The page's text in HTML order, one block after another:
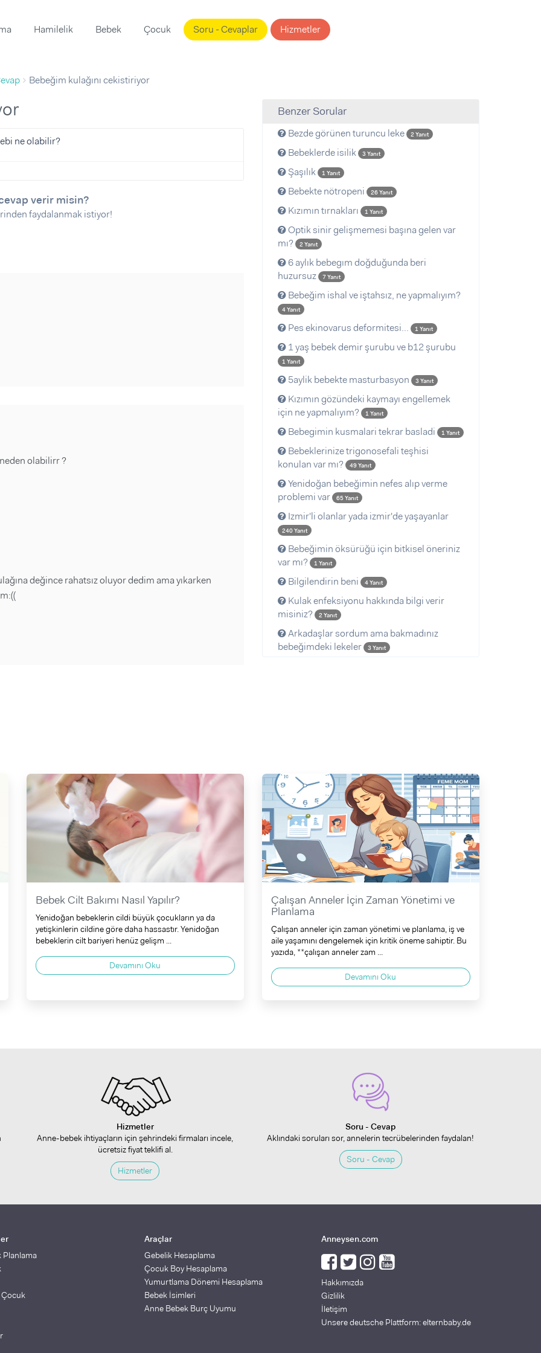
Hamilelik Bebek Çocuk Soru - Cevaplar Hizmetler
Bebeğim kulağını cekistiriyor
ne olabilir?
verir misin?
faydalanmak istiyor!
olabilirr ?
değince rahatsız oluyor dedim ama yıkarken
Benzer Sorular
Bezde görünen turuncu leke 2 Yanıt
Bebeklerde isilik 3 Yanıt
Şaşılık 1 Yanıt
Bebekte nötropeni 26 Yanıt
Kızımın tırnakları 1 Yanıt
Optik sinir gelişmemesi başına gelen var
mı?
2 Yanıt
6 aylık bebegım doğduğunda beri
huzursuz
7 Yanıt
Bebeğim ishal ve iştahsız, ne yapmalıyım?
4 Yanıt
Pes ekinovarus deformitesi... 1 Yanıt
1 yaş bebek demir şurubu ve b12 şurubu
1 Yanıt
5aylik bebekte masturbasyon 3 Yanıt
Kızımın gözündeki kaymayı engellemek
için ne yapmalıyım?
1 Yanıt
Bebegimin kusmalari tekrar basladi 1 Yanıt
Bebeklerinize trigonosefali teşhisi
konulan var mı?
49 Yanıt
Yenidoğan bebeğimin nefes alıp verme
problemi var
65 Yanıt
Izmir'li olanlar yada izmir'de yaşayanlar
240 Yanıt
Bebeğimin öksürüğü için bitkisel öneriniz
var mı?
1 Yanıt
Bilgilendirin beni 4 Yanıt
Kulak enfeksiyonu hakkında bilgi verir
misiniz?
2 Yanıt
Arkadaşlar sordum ama bakmadınız
bebeğimdeki lekeler
3 Yanıt
Bebek Cilt Bakımı Nasıl Yapılır?
Yenidoğan bebeklerin cildi büyük çocukların ya da
yetişkinlerin cildine göre daha hassastır. Yenidoğan
bebeklerin cilt bariyeri henüz gelişm ...
Devamını Oku
Çalışan Anneler İçin Zaman Yönetimi ve
Planlama
Çalışan anneler için zaman yönetimi ve planlama, iş ve
aile yaşamını dengelemek için kritik öneme sahiptir. Bu
yazıda, **çalışan anneler zam ...
Devamını Oku
Hizmetler
Anne-bebek ihtiyaçların için şehrindeki firmaları incele,
ücretsiz fiyat teklifi al.
Hizmetler
Soru - Cevap
Aklındaki soruları sor, annelerin tecrübelerinden faydalan!
Soru - Cevap
Planlama
Çocuk
Araçlar
Gebelik Hesaplama
Çocuk Boy Hesaplama
Yumurtlama Dönemi Hesaplama
Bebek İsimleri
Anne Bebek Burç Uyumu
Anneysen.com
Hakkımızda
Gizlilik
İletişim
Unsere deutsche Plattform: elternbaby.de